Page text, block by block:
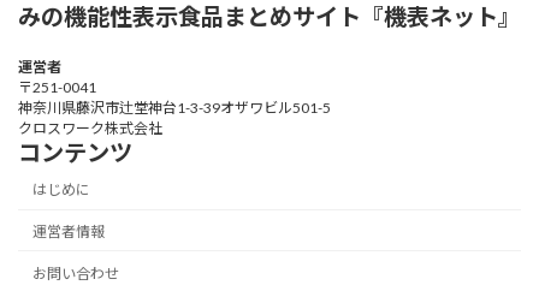
みの機能性表示食品まとめサイト『機表ネット』
運営者
〒251-0041
神奈川県藤沢市辻堂神台1-3-39オザワビル501-5
クロスワーク株式会社
コンテンツ
はじめに
運営者情報
お問い合わせ